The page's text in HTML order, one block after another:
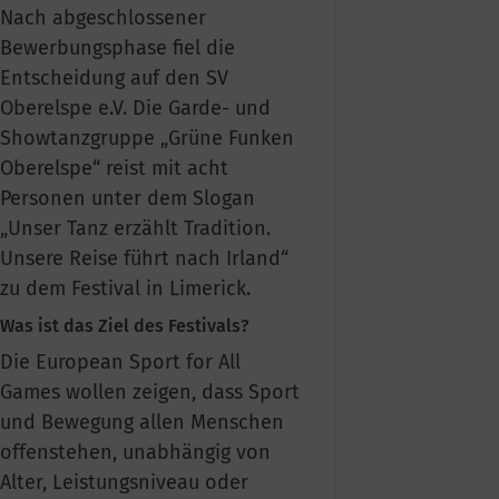
Nach abgeschlossener
Bewerbungsphase fiel die
Entscheidung auf den SV
Oberelspe e.V. Die Garde- und
Showtanzgruppe „Grüne Funken
Oberelspe“ reist mit acht
Personen unter dem Slogan
„Unser Tanz erzählt Tradition.
Unsere Reise führt nach Irland“
zu dem Festival in Limerick.
Was ist das Ziel des Festivals?
Die European Sport for All
Games wollen zeigen, dass Sport
und Bewegung allen Menschen
offenstehen, unabhängig von
Alter, Leistungsniveau oder